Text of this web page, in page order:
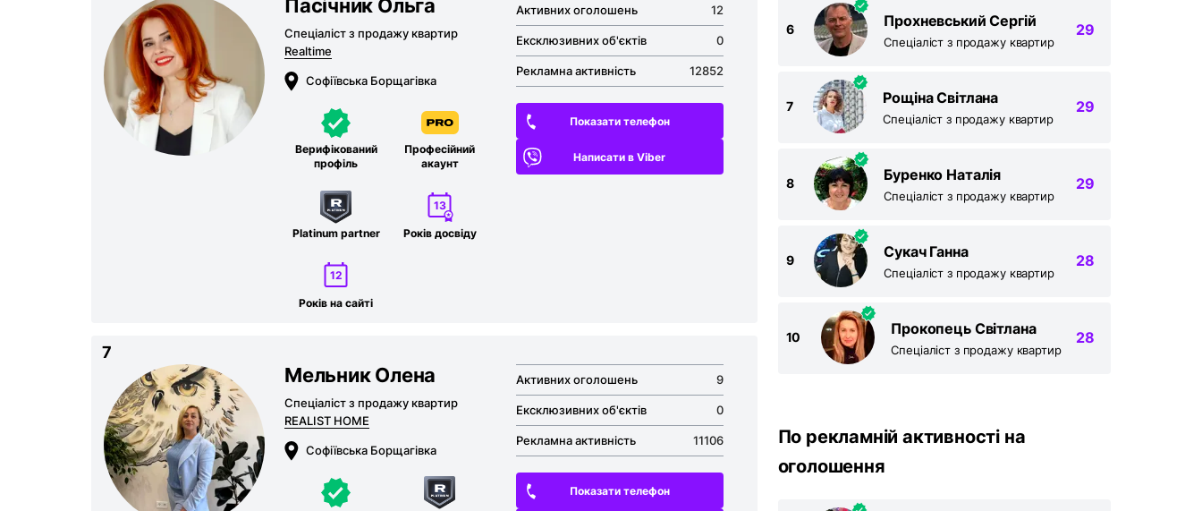
Пасічник Ольга
Спеціаліст з продажу квартир
Realtime
Софіївська Борщагівка
Верифікований
профіль
Професійний
акаунт
Platinum partner
13
Років досвіду
12
Років на сайті
Активних оголошень 12
Ексклюзивних об'єктів 0
Рекламна активність 12852
Показати телефон
Написати в Viber
7
Мельник Олена
Спеціаліст з продажу квартир
REALIST HOME
Софіївська Борщагівка
Активних оголошень 9
Ексклюзивних об'єктів 0
Рекламна активність 11106
Показати телефон
6 Прохневський Сергій
Спеціаліст з продажу квартир
29
7 Рощіна Світлана
Спеціаліст з продажу квартир
29
8 Буренко Наталія
Спеціаліст з продажу квартир
29
9 Сукач Ганна
Спеціаліст з продажу квартир
28
10 Прокопець Світлана
Спеціаліст з продажу квартир
28
По рекламній активності на
оголошення